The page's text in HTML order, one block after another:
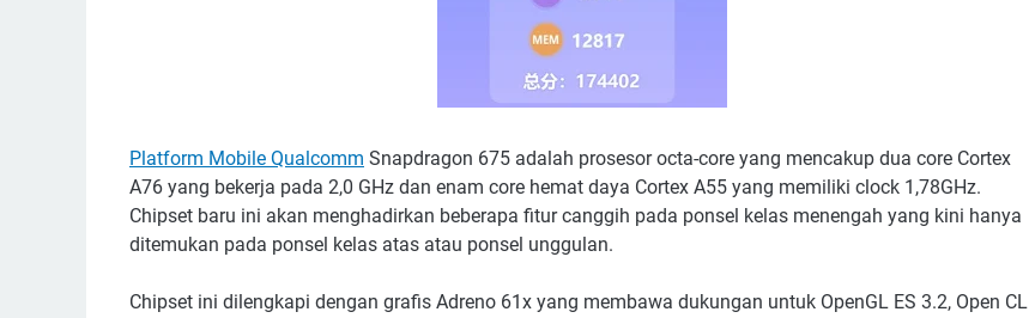
Platform Mobile Qualcomm Snapdragon 675 adalah prosesor octa-core yang mencakup dua core Cortex
A76 yang bekerja pada 2,0 GHz dan enam core hemat daya Cortex A55 yang memiliki clock 1,78GHz.
Chipset baru ini akan menghadirkan beberapa fitur canggih pada ponsel kelas menengah yang kini hanya
ditemukan pada ponsel kelas atas atau ponsel unggulan.
Chipset ini dilengkapi dengan grafis Adreno 61x yang membawa dukungan untuk OpenGL ES 3.2, Open CL